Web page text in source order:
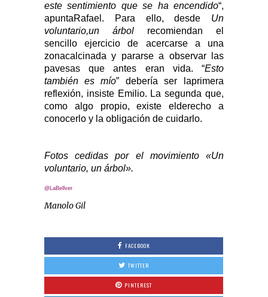
este sentimiento que se ha encendido“,
apuntaRafael. Para ello, desde Un
voluntario,un árbol recomiendan el
sencillo ejercicio de acercarse a una
zonacalcinada y pararse a observar las
pavesas que antes eran vida. “Esto
también es mío” debería ser laprimera
reflexión, insiste Emilio. La segunda que,
como algo propio, existe elderecho a
conocerlo y la obligación de cuidarlo.
Fotos cedidas por el movimiento «Un
voluntario, un árbol».
@LaBellver
Manolo Gil
FACEBOOK
TWITTER
PINTEREST